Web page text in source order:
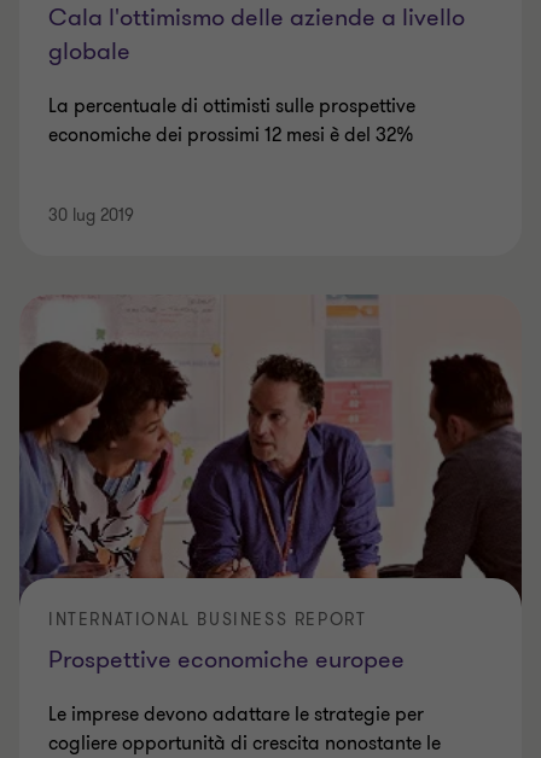
Cala l'ottimismo delle aziende a livello
globale
La percentuale di ottimisti sulle prospettive
economiche dei prossimi 12 mesi è del 32%
30 lug 2019
Prospettive economiche europee
INTERNATIONAL BUSINESS REPORT
Le imprese devono adattare le strategie per
cogliere opportunità di crescita nonostante le